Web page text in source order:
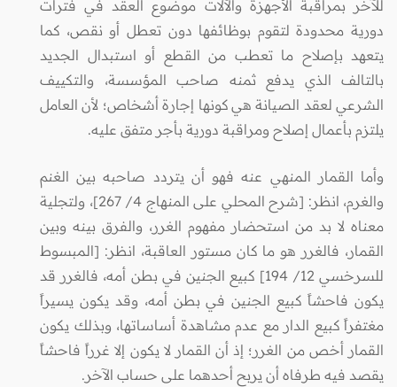
للآخر بمراقبة الأجهزة والآلات موضوع العقد في فترات
دورية محدودة لتقوم بوظائفها دون تعطل أو نقص، كما
يتعهد بإصلاح ما تعطب من القطع أو استبدال الجديد
بالتالف الذي يدفع ثمنه صاحب المؤسسة، والتكييف
الشرعي لعقد الصيانة هي كونها إجارة أشخاص؛ لأن العامل
يلتزم بأعمال إصلاح ومراقبة دورية بأجر متفق عليه.
وأما القمار المنهي عنه فهو أن يتردد صاحبه بين الغنم
والغرم، انظر: [شرح المحلي على المنهاج 4/ 267]، ولتجلية
معناه لا بد من استحضار مفهوم الغرر، والفرق بينه وبين
القمار، فالغرر هو ما كان مستور العاقبة، انظر: [المبسوط
للسرخسي 12/ 194] كبيع الجنين في بطن أمه، فالغرر قد
يكون فاحشاً كبيع الجنين في بطن أمه، وقد يكون يسيراً
مغتفراً كبيع الدار مع عدم مشاهدة أساساتها، وبذلك يكون
القمار أخص من الغرر؛ إذ أن القمار لا يكون إلا غرراً فاحشاً
يقصد فيه طرفاه أن يربح أحدهما على حساب الآخر.